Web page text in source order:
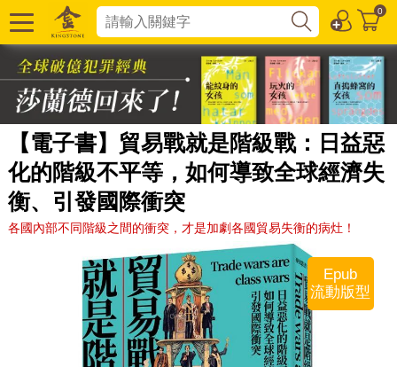
0
【電子書】貿易戰就是階級戰：日益惡
化的階級不平等，如何導致全球經濟失
衡、引發國際衝突
各國內部不同階級之間的衝突，才是加劇各國貿易失衡的病灶！
Epub
流動版型